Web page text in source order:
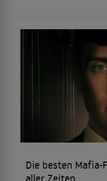
Die besten Mafia-
aller Zeiten